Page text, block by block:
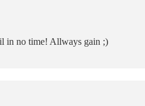
in no time! Allways gain ;)